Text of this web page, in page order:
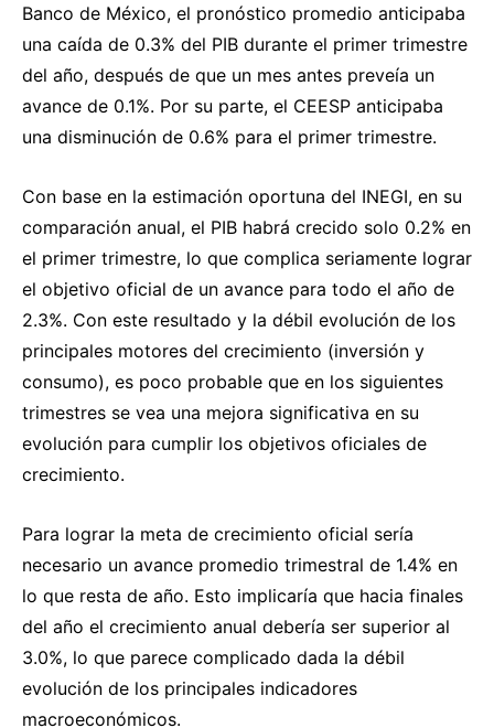
Banco de México, el pronóstico promedio anticipaba
una caída de 0.3% del PIB durante el primer trimestre
del año, después de que un mes antes preveía un
avance de 0.1%. Por su parte, el CEESP anticipaba
una disminución de 0.6% para el primer trimestre.
Con base en la estimación oportuna del INEGI, en su
comparación anual, el PIB habrá crecido solo 0.2% en
el primer trimestre, lo que complica seriamente lograr
el objetivo oficial de un avance para todo el año de
2.3%. Con este resultado y la débil evolución de los
principales motores del crecimiento (inversión y
consumo), es poco probable que en los siguientes
trimestres se vea una mejora significativa en su
evolución para cumplir los objetivos oficiales de
crecimiento.
Para lograr la meta de crecimiento oficial sería
necesario un avance promedio trimestral de 1.4% en
lo que resta de año. Esto implicaría que hacia finales
del año el crecimiento anual debería ser superior al
3.0%, lo que parece complicado dada la débil
evolución de los principales indicadores
macroeconómicos.